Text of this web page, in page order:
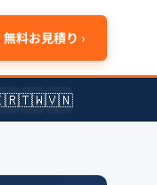
無料お見積り ›
🇹🇼🇻🇳